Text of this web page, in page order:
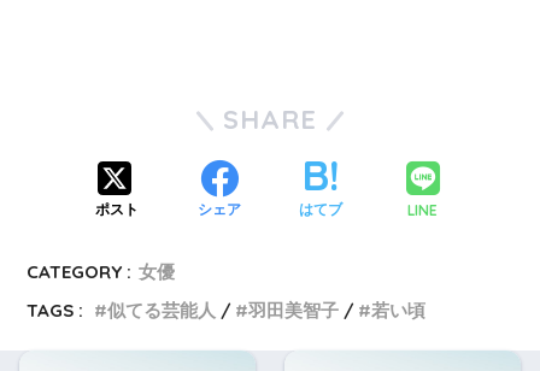
SHARE
ポスト シェア はてブ LINE
CATEGORY : 女優
TAGS :
似てる芸能人 羽田美智子 若い頃